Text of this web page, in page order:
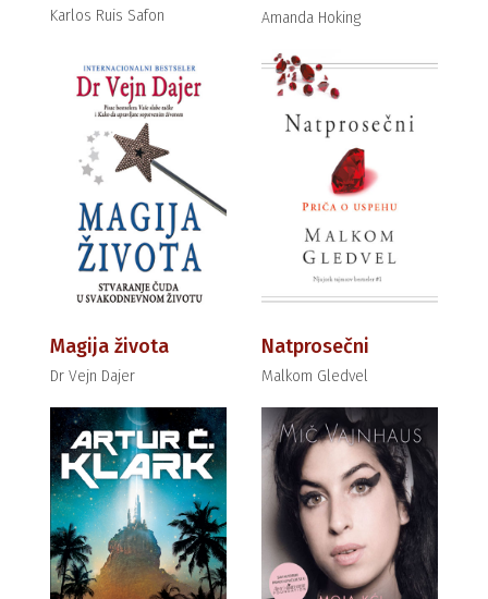
Karlos Ruis Safon Amanda Hoking
Magija života
Dr Vejn Dajer
Natprosečni
Malkom Gledvel